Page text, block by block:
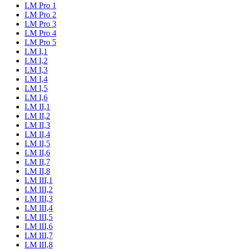
LM Pro 1
LM Pro 2
LM Pro 3
LM Pro 4
LM Pro 5
LM I,1
LM I,2
LM I,3
LM I,4
LM I,5
LM I,6
LM II,1
LM II,2
LM II,3
LM II,4
LM II,5
LM II,6
LM II,7
LM II,8
LM III,1
LM III,2
LM III,3
LM III,4
LM III,5
LM III,6
LM III,7
LM III,8